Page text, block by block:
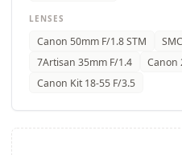
LENSES
Canon 50mm F/1.8 STM
7Artisan 35mm F/1.4
Canon
Canon Kit 18-55 F/3.5